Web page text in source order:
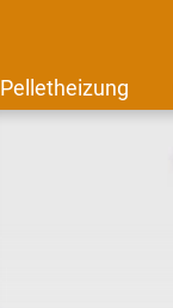
Pelletheizung